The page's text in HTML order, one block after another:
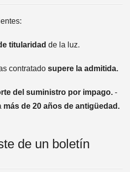
titularidad de la luz.
contratado supere la admitida.
del suministro por impago.-
más de 20 años de antigüedad.
de un boletín